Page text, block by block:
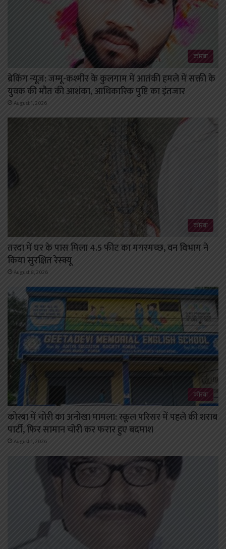
कोरबा
ब्रेकिंग न्यूज़: जम्मू-कश्मीर के कुलगाम में आतंकी हमले में सक्ती के
युवक की मौत की आशंका, आधिकारिक पुष्टि का इंतजार
August 1, 2026
कोरबा
तरदा में घर के पास मिला 4.5 फीट का मगरमच्छ, वन विभाग ने
किया सुरक्षित रेस्क्यू
August 8, 2026
कोरबा
कोरबा में चोरी का अनोखा मामला: स्कूल परिसर में पहले की शराब
पार्टी, फिर सामान चोरी कर फरार हुए बदमाश
August 1, 2026